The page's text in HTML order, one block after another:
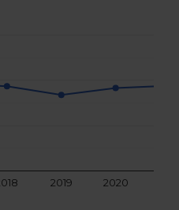
2019 2020